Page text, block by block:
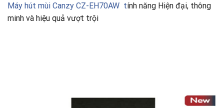
Máy hút mùi Canzy CZ-EH70AW tính năng Hiện đại, thông
minh và hiệu quả vượt trội